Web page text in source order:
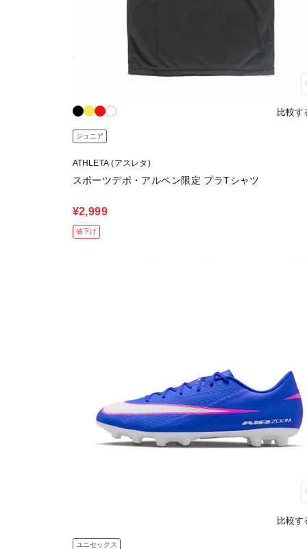
比較す
ジュニア
ATHLETA (アスレタ)
スポーツデポ・アルペン限定 プラTシャツ
¥2,999
値下げ
比較す
ユニセックス